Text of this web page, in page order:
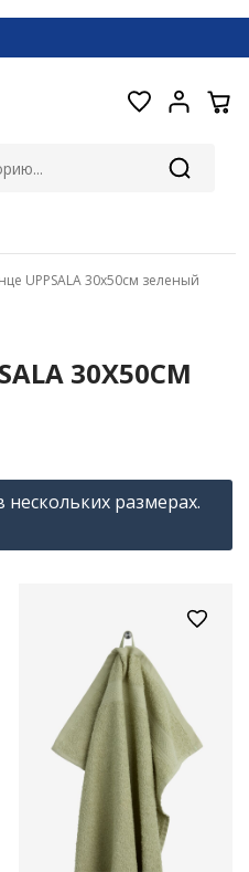
UPPSALA 30x50см зеленый
30X50СМ
нескольких размерах.